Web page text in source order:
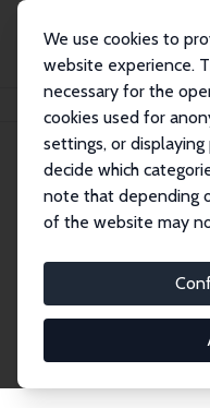
We use cookies to
website experience.
necessary for the
cookies used for
settings, or
decide which
note that depending
of the website may
Publications IZA
IZA Standpunkt Nr. 56
Reflexionen
Klaus F. Zimmermann
published in: Holger
demographische
verändert,